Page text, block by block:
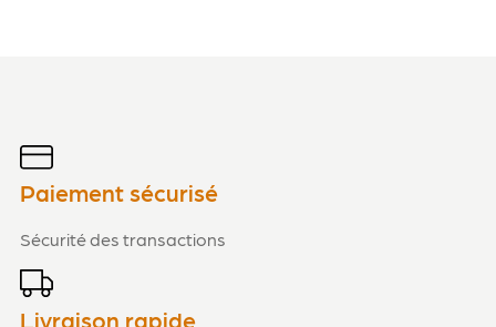
Paiement sécurisé
Sécurité des transactions
Livraison rapide